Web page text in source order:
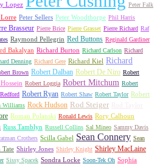
Lopez
Peter Falk
Lorre Peter Sellers Peter Woodthorpe Phil Harris
Brasseur Pierre Brice Pierre Grasset Pierre Richard Raf
Raymond Pellegrin Red Buttons Reginald Gardiner
Bakalyan Richard Burton Richard Carlson Richard
Denning Richard Gere Richard Kiel Richard
Brown Robert Dalban Robert De Niro Robert
Robert Loggia Robert Mitchum Robert
Robert Ryan Robert Shaw Robert Taylor Robert
Williams Rock Hudson Rod Steiger
Roman Polanski Ronald Lewis Rory Calhoun
Russ Tamblyn Russell Collins Sal Mineo Sammy Davis
Crothers Scilla Gabel Sean Connery Sean
Tate Shirley Jones Shirley Knight Shirley MacLaine
Sissy Spacek Sondra Locke Soon-Tek Oh Sophia